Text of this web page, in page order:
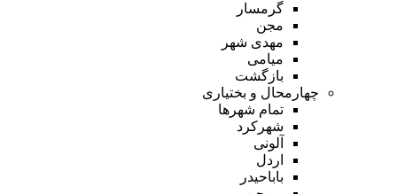
گرمسار
مجن
مهدی شهر
میامی
بازگشت
چهارمحال و بختیاری
تمام شهر‌ها
شهرکرد
آلونی
اردل
باباحیدر